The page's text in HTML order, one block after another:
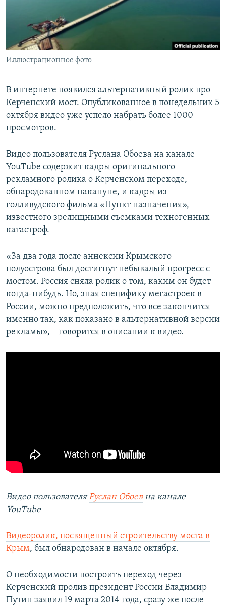
ПОБЕДИТЕЛЕЙ НЕ СУДЯТ?
КРЫМ.НЕПОКОРЕННЫЙ
ELIFBE
УКРАИНСКАЯ ПРОБЛЕМА КРЫМА
Иллюстрационное фото
В интернете появился альтернативный ролик про
Керченский мост. Опубликованное в понедельник 5
октября видео уже успело набрать более 1000
просмотров.
Видео пользователя Руслана Обоева на канале
YouTube содержит кадры оригинального
рекламного ролика о Керченском переходе,
обнародованном накануне, и кадры из
голливудского фильма «Пункт назначения»,
известного зрелищными съемками техногенных
катастроф.
«За два года после аннексии Крымского
полуострова был достигнут небывалый прогресс с
мостом. Россия сняла ролик о том, каким он будет
когда-нибудь. Но, зная специфику мегастроек в
России, можно предположить, что все закончится
именно так, как показано в альтернативной версии
рекламы», – говорится в описании к видео.
Видео пользователяРуслан Обоев на канале
YouTube
Видеоролик, посвященный строительству моста в
Крым, был обнародован в начале октября.
О необходимости построить переход через
Керченский пролив президент России Владимир
Путин заявил 19 марта 2014 года, сразу же после